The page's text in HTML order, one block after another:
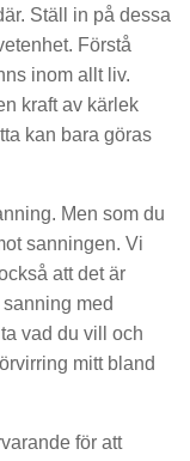
Ställ in på dessa
Förstå
inom allt liv.
kraft av kärlek
kan bara göras
Men som du
sanningen. Vi
att det är
med
vad du vill och
mitt bland
för att